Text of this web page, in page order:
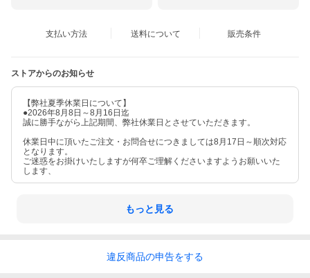
支払い方法 送料について 販売条件
ストアからのお知らせ
【弊社夏季休業日について】
●2026年8月8日～8月16日迄
誠に勝手ながら上記期間、弊社休業日とさせていただきます。
休業日中に頂いたご注文・お問合せにつきましては8月17日～順次対応
となります。
ご迷惑をお掛けいたしますが何卒ご理解くださいますようお願いいた
します、
もっと見る
違反商品の申告をする